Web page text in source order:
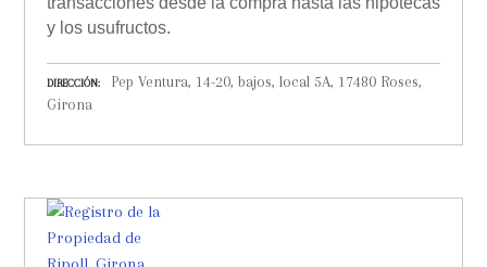
y los usufructos.
DIRECCIÓN
Pep Ventura, 14-20, bajos, local 5A, 17480 Roses,
Girona